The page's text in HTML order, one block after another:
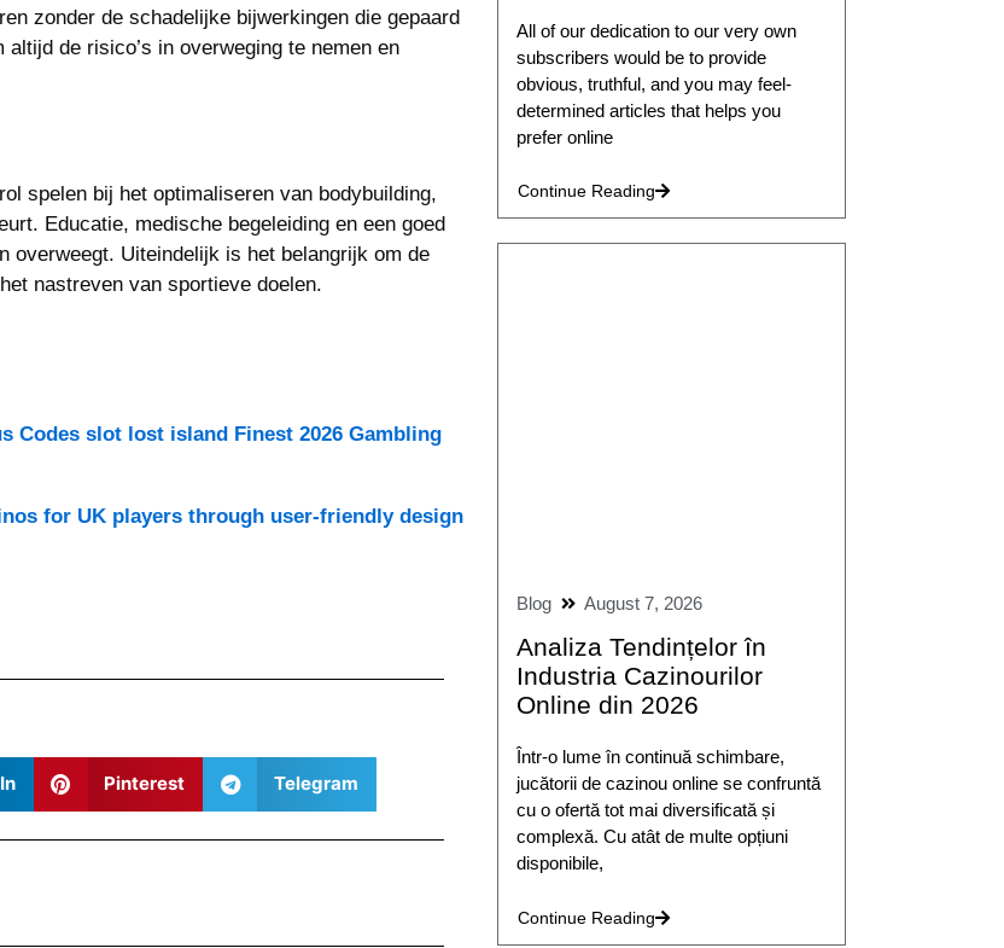
zonder de schadelijke bijwerkingen die gepaard
de risico’s in overweging te nemen en
spelen bij het optimaliseren van bodybuilding,
Educatie, medische begeleiding en een goed
overweegt. Uiteindelijk is het belangrijk om de
nastreven van sportieve doelen.
Codes slot lost island Finest 2026 Gambling
for UK players through user-friendly design
Pinterest Telegram
All of our dedication to our very own
subscribers would be to provide
obvious, truthful, and you may feel-
determined articles that helps you
prefer online
Continue Reading
Blog August 7, 2026
Analiza Tendințelor în
Industria Cazinourilor
Online din 2026
Într-o lume în continuă schimbare,
jucătorii de cazinou online se confruntă
cu o ofertă tot mai diversificată și
complexă. Cu atât de multe opțiuni
disponibile,
Continue Reading